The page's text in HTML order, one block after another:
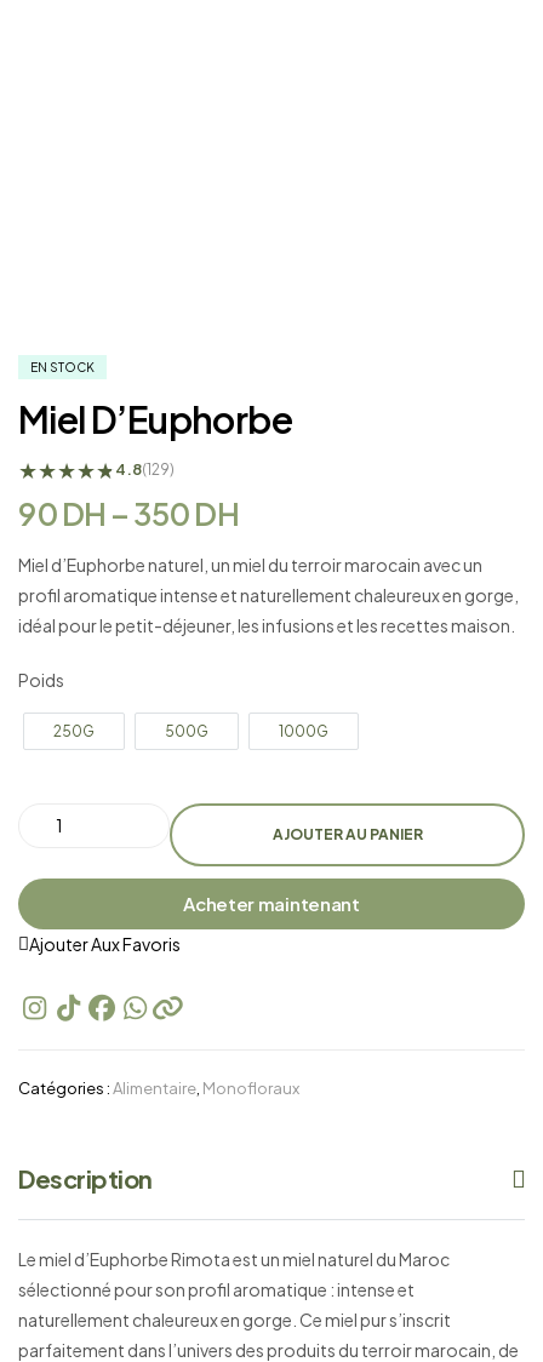
EN STOCK
Miel D’Euphorbe
★★★★★
★4.8(129)
90DH –350DH
Miel d’Euphorbe naturel, un miel du terroir marocain avec un
profil aromatique intense et naturellement chaleureux en gorge,
idéal pour le petit-déjeuner, les infusions et les recettes maison.
Poids
250G 500G 1000G
AJOUTER AU PANIER
Acheter maintenant
Ajouter Aux Favoris
Catégories :Alimentaire Monofloraux
Description
Le miel d’Euphorbe Rimota est un miel naturel du Maroc
sélectionné pour son profil aromatique : intense et
naturellement chaleureux en gorge. Ce miel pur s’inscrit
parfaitement dans l’univers des produits du terroir marocain, de